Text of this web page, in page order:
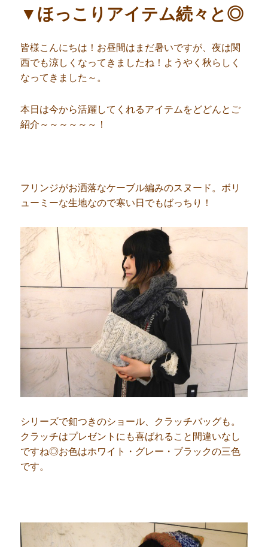
▼ほっこりアイテム続々と◎
皆様こんにちは！お昼間はまだ暑いですが、夜は関
西でも涼しくなってきましたね！ようやく秋らしく
なってきました～。
本日は今から活躍してくれるアイテムをどどんとご
紹介～～～～～～！
フリンジがお洒落なケーブル編みのスヌード。ボリ
ューミーな生地なので寒い日でもばっちり！
シリーズで釦つきのショール、クラッチバッグも。
クラッチはプレゼントにも喜ばれること間違いなし
ですね◎お色はホワイト・グレー・ブラックの三色
です。